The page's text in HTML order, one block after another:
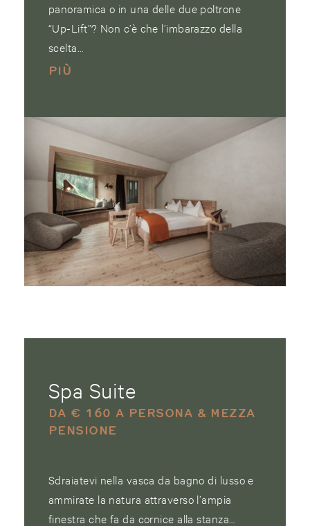
panoramica o in una delle due poltrone
“Up-Lift”? Non c’è che l’imbarazzo della
scelta…
PIÙ
Spa Suite
DA € 160 A PERSONA & MEZZA
PENSIONE
Sdraiatevi nella vasca da bagno di lusso e
ammirate la natura attraverso l’ampia
finestra che fa da cornice alla stanza…